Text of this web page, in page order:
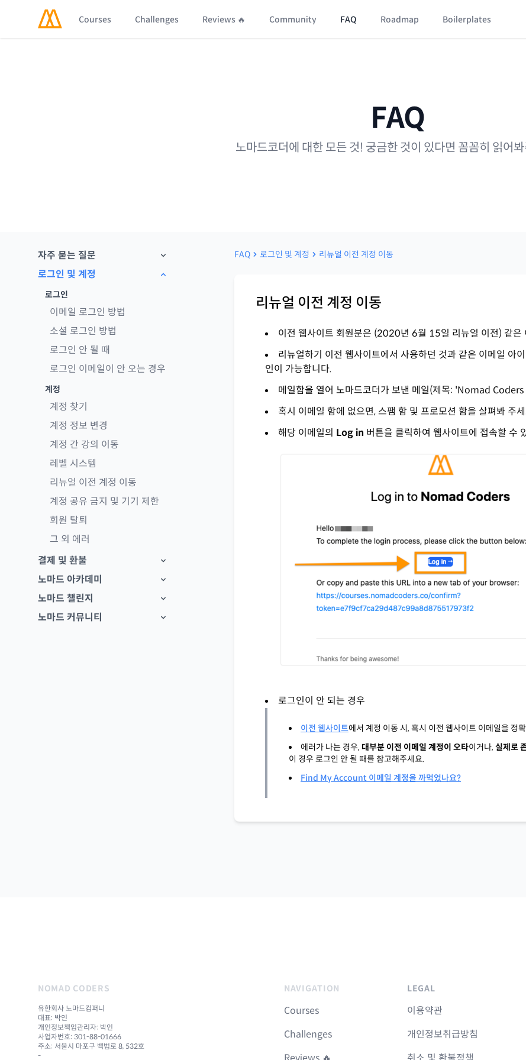
Courses Challenges Reviews 🔥 Community FAQ Roadmap Boilerplates
FAQ
노마드코더에 대한 모든 것! 궁금한 것이 있다면 꼼꼼히 읽어
자주 묻는 질문
로그인 및 계정
로그인
이메일 로그인 방법
소셜 로그인 방법
로그인 안 될 때
로그인 이메일이 안 오는 경우
계정
계정 찾기
계정 정보 변경
계정 간 강의 이동
레벨 시스템
리뉴얼 이전 계정 이동
계정 공유 금지 및 기기 제한
회원 탈퇴
그 외 에러
결제 및 환불
노마드 아카데미
노마드 챌린지
노마드 커뮤니티
FAQ 로그인 및 계정 리뉴얼 이전 계정 이동
리뉴얼 이전 계정 이동
이전 웹사이트 회원분은 (2020년 6월 15일 리뉴얼 이전) 같은
리뉴얼하기 이전 웹사이트에서 사용하던 것과 같은 이메일 아
인이 가능합니다.
메일함을 열어 노마드코더가 보낸 메일(제목: 'Nomad
혹시 이메일 함에 없으면, 스팸 함 및 프로모션 함을 살펴봐 주
해당 이메일의 Log in 버튼을 클릭하여 웹사이트에 접속할 수
로그인이 안 되는 경우
이전 웹사이트에서 계정 이동 시, 혹시 이전 웹사이트 이메일을 정
에러가 나는 경우, 대부분 이전 이메일 계정이 오타이거나, 실제로
이 경우 로그인 안 될 때를 참고해주세요.
Find My Account 이메일 계정을 까먹었나요?
NOMAD CODERS
유한회사 노마드컴퍼니
대표: 박인
개인정보책임관리자: 박인
사업자번호: 301-88-01666
주소: 서울시 마포구 백범로 8, 532호
-
NAVIGATION
Courses
Challenges
LEGAL
이용약관
개인정보취급방침